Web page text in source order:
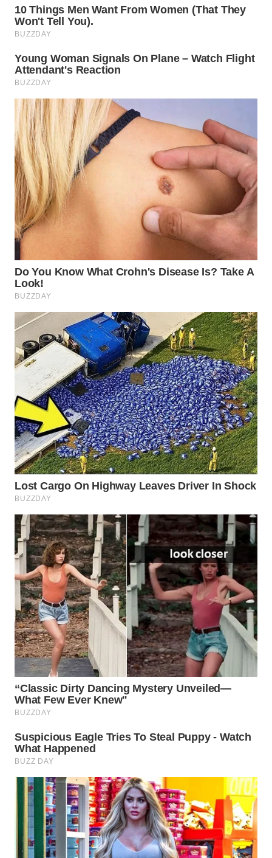
MADURA
WN
WN
WN
BINTAN
WN
MANDALIKA
WN
LIKUPANG
WN
LABUANBAJO
BORNEO
Wahana
Media
WAHANA
NEWS
WAHANA
TANI
WAHANA
ADVOKAT
WAHANA
INFRASTRUKTUR
WAHANA
KONSUMEN
WAHANA
LISTRIK
WAHANA
TRAVEL
WAHANA
WAHANANEWS
WAHANANEWS
CO ID
WAHANANEWS